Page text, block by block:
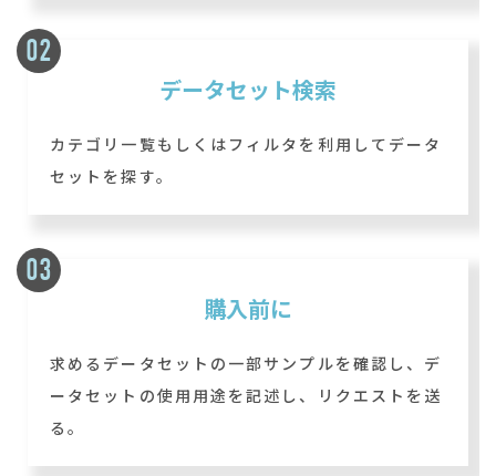
データセット検索
カテゴリ一覧もしくはフィルタを利用してデータ
セットを探す。
購入前に
求めるデータセットの一部サンプルを確認し、デ
ータセットの使用用途を記述し、リクエストを送
る。